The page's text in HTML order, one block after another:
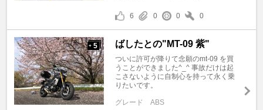
6 0 0 0
+ 5 ばしたとの"MT-09 紫"
ついに許可が降りて念願のmt-09 を買
うことができました^_^ 事故だけは起
こさないように自制心を持って永く乗
りたいです。
グレード ABS